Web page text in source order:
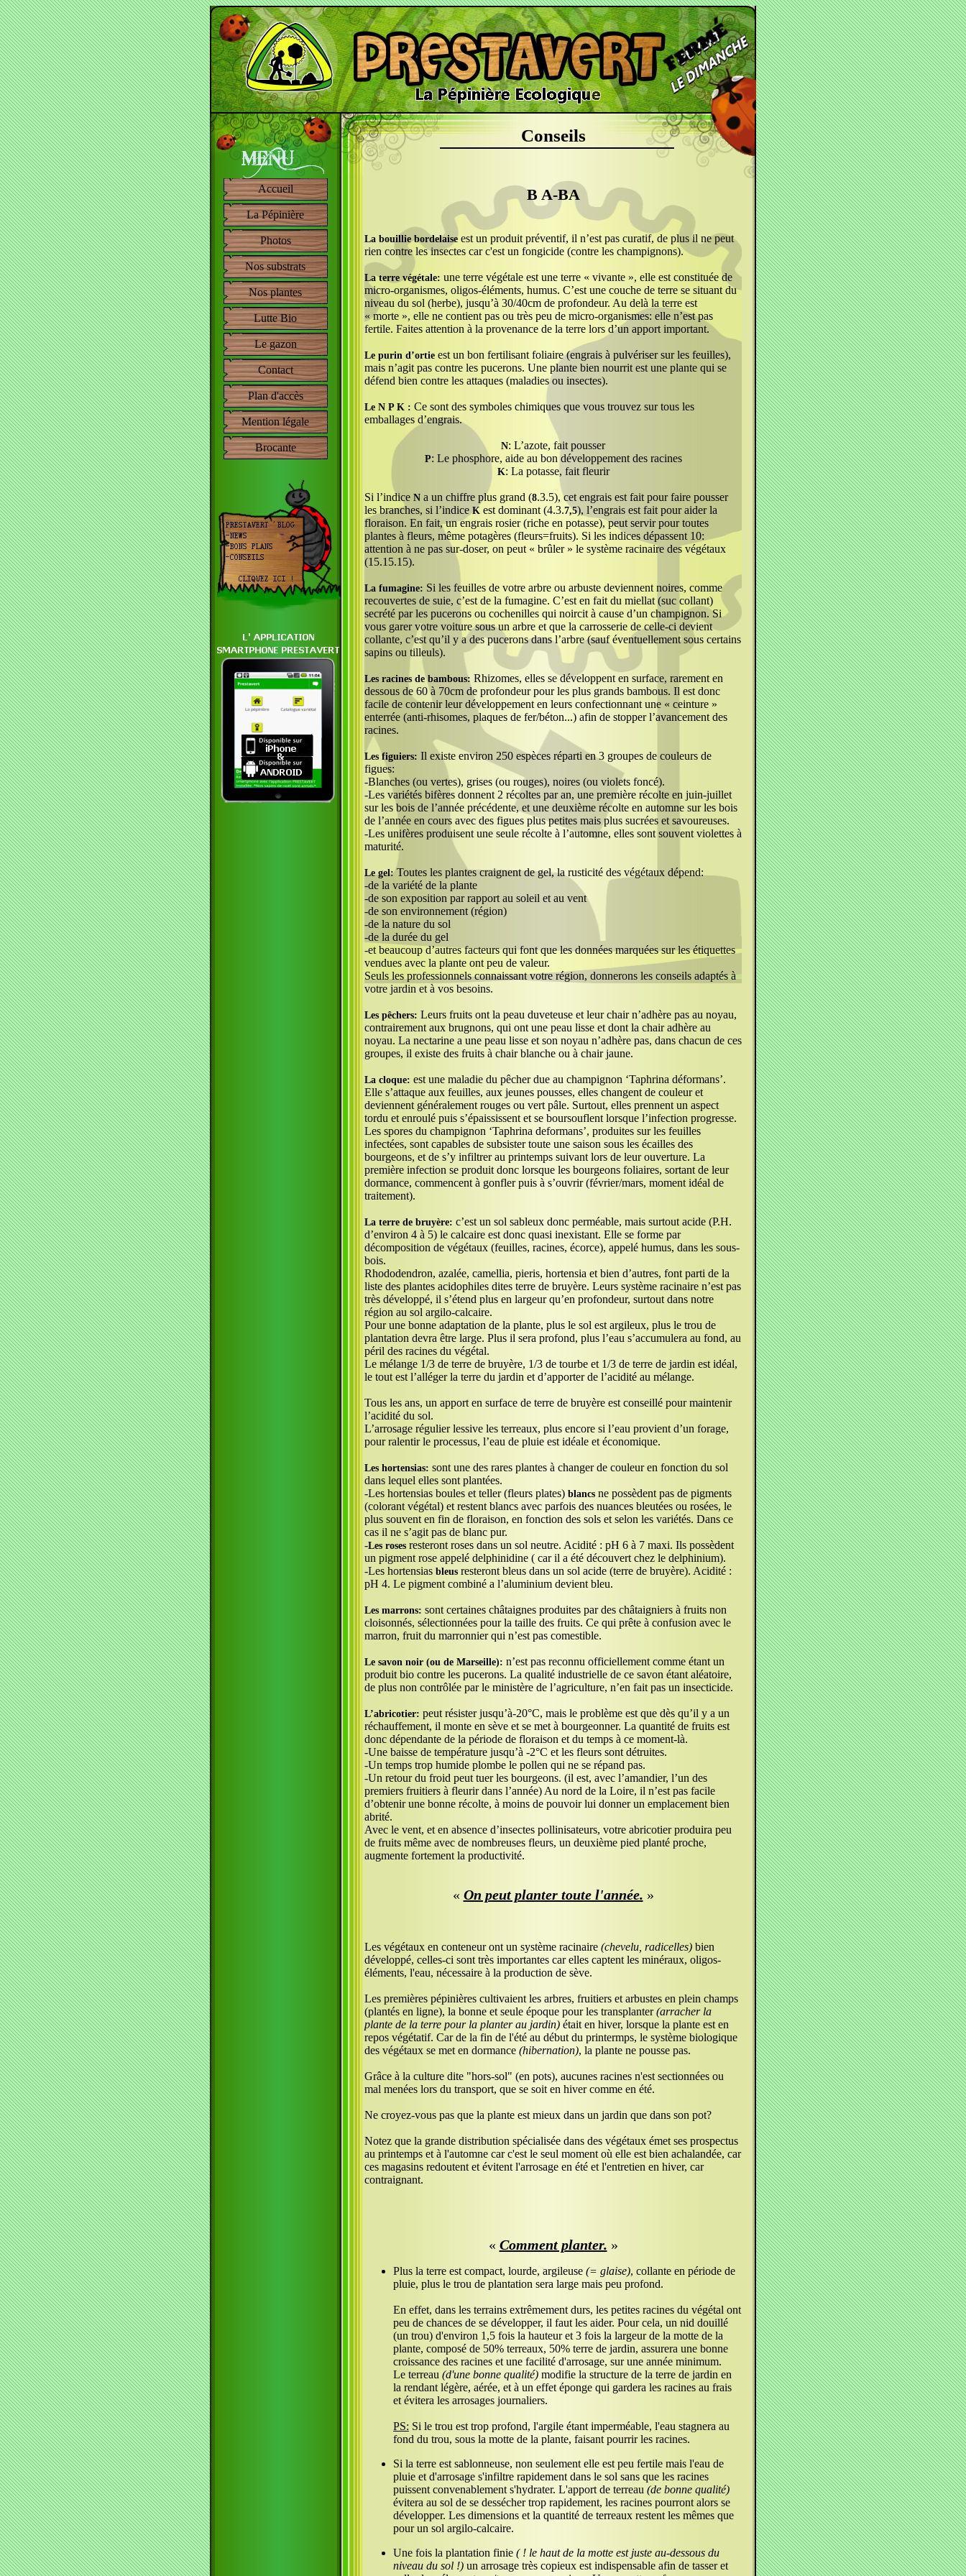
Conseils
B A-BA
La bouillie bordelaise est un produit préventif, il n’est pas curatif, de plus il ne peut
rien contre les insectes car c'est un fongicide (contre les champignons).
La terre végétale: une terre végétale est une terre « vivante », elle est constituée de
micro-organismes, oligos-éléments, humus. C’est une couche de terre se situant du
niveau du sol (herbe), jusqu’à 30/40cm de profondeur. Au delà la terre est
« morte », elle ne contient pas ou très peu de micro-organismes: elle n’est pas
fertile. Faites attention à la provenance de la terre lors d’un apport important.
Le purin d’ortie est un bon fertilisant foliaire (engrais à pulvériser sur les feuilles),
mais n’agit pas contre les pucerons. Une plante bien nourrit est une plante qui se
défend bien contre les attaques (maladies ou insectes).
Le N P K : Ce sont des symboles chimiques que vous trouvez sur tous les
emballages d’engrais.
N: L’azote, fait pousser
P: Le phosphore, aide au bon développement des racines
K: La potasse, fait fleurir
Si l’indice N a un chiffre plus grand (8.3.5), cet engrais est fait pour faire pousser
les branches, si l’indiceK est dominant (4.3.7,5), l’engrais est fait pour aider la
floraison. En fait, un engrais rosier (riche en potasse), peut servir pour toutes
plantes à fleurs, même potagères (fleurs=fruits). Si les indices dépassent 10:
attention à ne pas sur-doser, on peut « brûler » le système racinaire des végétaux
(15.15.15).
La fumagine: Si les feuilles de votre arbre ou arbuste deviennent noires, comme
recouvertes de suie, c’est de la fumagine. C’est en fait du miellat (suc collant)
secrété par les pucerons ou cochenilles qui noircit à cause d’un champignon. Si
vous garer votre voiture sous un arbre et que la carrosserie de celle-ci devient
collante, c’est qu’il y a des pucerons dans l’arbre (sauf éventuellement sous certains
sapins ou tilleuls).
Les racines de bambous: Rhizomes, elles se développent en surface, rarement en
dessous de 60 à 70cm de profondeur pour les plus grands bambous. Il est donc
facile de contenir leur développement en leurs confectionnant une « ceinture »
enterrée (anti-rhisomes, plaques de fer/béton...) afin de stopper l’avancement des
racines.
Les figuiers: Il existe environ 250 espèces réparti en 3 groupes de couleurs de
figues:
-Blanches (ou vertes), grises (ou rouges), noires (ou violets foncé).
-Les variétés bifères donnent 2 récoltes par an, une première récolte en juin-juillet
sur les bois de l’année précédente, et une deuxième récolte en automne sur les bois
de l’année en cours avec des figues plus petites mais plus sucrées et savoureuses.
-Les unifères produisent une seule récolte à l’automne, elles sont souvent violettes à
maturité.
Le gel:Toutes les plantes craignent de gel, la rusticité des végétaux dépend:
-de la variété de la plante
-de son exposition par rapport au soleil et au vent
-de son environnement (région)
-de la nature du sol
-de la durée du gel
-et beaucoup d’autres facteurs qui font que les données marquées sur les étiquettes
vendues avec la plante ont peu de valeur.
Seuls les professionnels connaissant votre région, donnerons les conseils adaptés à
votre jardin et à vos besoins.
Les pêchers: Leurs fruits ont la peau duveteuse et leur chair n’adhère pas au noyau,
contrairement aux brugnons, qui ont une peau lisse et dont la chair adhère au
noyau. La nectarine a une peau lisse et son noyau n’adhère pas, dans chacun de ces
groupes, il existe des fruits à chair blanche ou à chair jaune.
La cloque: est une maladie du pêcher due au champignon ‘Taphrina déformans’.
Elle s’attaque aux feuilles, aux jeunes pousses, elles changent de couleur et
deviennent généralement rouges ou vert pâle. Surtout, elles prennent un aspect
tordu et enroulé puis s’épaississent et se boursouflent lorsque l’infection progresse.
Les spores du champignon ‘Taphrina deformans’, produites sur les feuilles
infectées, sont capables de subsister toute une saison sous les écailles des
bourgeons, et de s’y infiltrer au printemps suivant lors de leur ouverture. La
première infection se produit donc lorsque les bourgeons foliaires, sortant de leur
dormance, commencent à gonfler puis à s’ouvrir (février/mars, moment idéal de
traitement).
La terre de bruyère: c’est un sol sableux donc perméable, mais surtout acide (P.H.
d’environ 4 à 5) le calcaire est donc quasi inexistant. Elle se forme par
décomposition de végétaux (feuilles, racines, écorce), appelé humus, dans les sous-
bois.
Rhododendron, azalée, camellia, pieris, hortensia et bien d’autres, font parti de la
liste des plantes acidophiles dites terre de bruyère. Leurs système racinaire n’est pas
très développé, il s’étend plus en largeur qu’en profondeur, surtout dans notre
région au sol argilo-calcaire.
Pour une bonne adaptation de la plante, plus le sol est argileux, plus le trou de
plantation devra être large. Plus il sera profond, plus l’eau s’accumulera au fond, au
péril des racines du végétal.
Le mélange 1/3 de terre de bruyère, 1/3 de tourbe et 1/3 de terre de jardin est idéal,
le tout est l’alléger la terre du jardin et d’apporter de l’acidité au mélange.
Tous les ans, un apport en surface de terre de bruyère est conseillé pour maintenir
l’acidité du sol.
L’arrosage régulier lessive les terreaux, plus encore si l’eau provient d’un forage,
pour ralentir le processus, l’eau de pluie est idéale et économique.
Les hortensias: sont une des rares plantes à changer de couleur en fonction du sol
dans lequel elles sont plantées.
-Les hortensias boules et teller (fleurs plates) blancs ne possèdent pas de pigments
(colorant végétal) et restent blancs avec parfois des nuances bleutées ou rosées, le
plus souvent en fin de floraison, en fonction des sols et selon les variétés. Dans ce
cas il ne s’agit pas de blanc pur.
-Les roses resteront roses dans un sol neutre. Acidité : pH 6 à 7 maxi. Ils possèdent
un pigment rose appelé delphinidine ( car il a été découvert chez le delphinium).
-Les hortensias bleus resteront bleus dans un sol acide (terre de bruyère). Acidité :
pH 4. Le pigment combiné a l’aluminium devient bleu.
Les marrons: sont certaines châtaignes produites par des châtaigniers à fruits non
cloisonnés, sélectionnées pour la taille des fruits. Ce qui prête à confusion avec le
marron, fruit du marronnier qui n’est pas comestible.
Le savon noir (ou de Marseille): n’est pas reconnu officiellement comme étant un
produit bio contre les pucerons. La qualité industrielle de ce savon étant aléatoire,
de plus non contrôlée par le ministère de l’agriculture, n’en fait pas un insecticide.
L’abricotier: peut résister jusqu’à-20°C, mais le problème est que dès qu’il y a un
réchauffement, il monte en sève et se met à bourgeonner. La quantité de fruits est
donc dépendante de la période de floraison et du temps à ce moment-là.
-Une baisse de température jusqu’à -2°C et les fleurs sont détruites.
-Un temps trop humide plombe le pollen qui ne se répand pas.
-Un retour du froid peut tuer les bourgeons. (il est, avec l’amandier, l’un des
premiers fruitiers à fleurir dans l’année) Au nord de la Loire, il n’est pas facile
d’obtenir une bonne récolte, à moins de pouvoir lui donner un emplacement bien
abrité.
Avec le vent, et en absence d’insectes pollinisateurs, votre abricotier produira peu
de fruits même avec de nombreuses fleurs, un deuxième pied planté proche,
augmente fortement la productivité.
« On peut planter toute l'année. »
Les végétaux en conteneur ont un système racinaire (chevelu, radicelles) bien
développé, celles-ci sont très importantes car elles captent les minéraux, oligos-
éléments, l'eau, nécessaire à la production de sève.
Les premières pépinières cultivaient les arbres, fruitiers et arbustes en plein champs
(plantés en ligne), la bonne et seule époque pour les transplanter(arracher la
plante de la terre pour la planter au jardin) était en hiver, lorsque la plante est en
repos végétatif. Car de la fin de l'été au début du printermps, le système biologique
des végétaux se met en dormance (hibernation), la plante ne pousse pas.
Grâce à la culture dite "hors-sol" (en pots), aucunes racines n'est sectionnées ou
mal menées lors du transport, que se soit en hiver comme en été.
Ne croyez-vous pas que la plante est mieux dans un jardin que dans son pot?
Notez que la grande distribution spécialisée dans des végétaux émet ses prospectus
au printemps et à l'automne car c'est le seul moment où elle est bien achalandée, car
ces magasins redoutent et évitent l'arrosage en été et l'entretien en hiver, car
contraignant.
« Comment planter. »
Plus la terre est compact, lourde, argileuse (= glaise), collante en période de
pluie, plus le trou de plantation sera large mais peu profond.
En effet, dans les terrains extrêmement durs, les petites racines du végétal ont
peu de chances de se développer, il faut les aider. Pour cela, un nid douillé
(un trou) d'environ 1,5 fois la hauteur et 3 fois la largeur de la motte de la
plante, composé de 50% terreaux, 50% terre de jardin, assurera une bonne
croissance des racines et une facilité d'arrosage, sur une année minimum.
Le terreau (d'une bonne qualité) modifie la structure de la terre de jardin en
la rendant légère, aérée, et à un effet éponge qui gardera les racines au frais
et évitera les arrosages journaliers.
PS: Si le trou est trop profond, l'argile étant imperméable, l'eau stagnera au
fond du trou, sous la motte de la plante, faisant pourrir les racines.
Si la terre est sablonneuse, non seulement elle est peu fertile mais l'eau de
pluie et d'arrosage s'infiltre rapidement dans le sol sans que les racines
puissent convenablement s'hydrater. L'apport de terreau (de bonne qualité)
évitera au sol de se dessécher trop rapidement, les racines pourront alors se
développer. Les dimensions et la quantité de terreaux restent les mêmes que
pour un sol argilo-calcaire.
Une fois la plantation finie ( ! le haut de la motte est juste au-dessous du
niveau du sol !) un arrosage très copieux est indispensable afin de tasser et
Accueil
La Pépinière
Photos
Nos substrats
Nos plantes
Lutte Bio
Le gazon
Contact
Plan d'accès
Mention légale
Brocante